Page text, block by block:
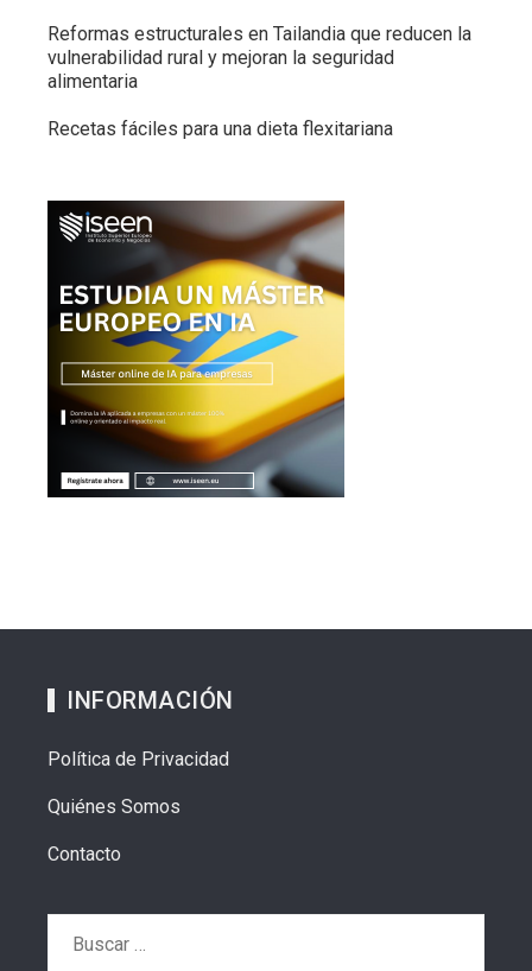
Reformas estructurales en Tailandia que reducen la
vulnerabilidad rural y mejoran la seguridad
alimentaria
Recetas fáciles para una dieta flexitariana
INFORMACIÓN
Política de Privacidad
Quiénes Somos
Contacto